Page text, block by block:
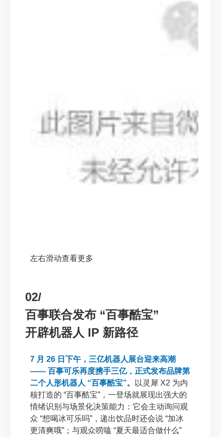
左右滑动查看更多
02/
百事联合发布 “百事酷宝”
开辟机器人 IP 新路径
7 月 26 日下午，三亿机器人展台迎来高潮
—— 百事可乐再度携手三亿，正式发布品牌第
二个人形机器人 “百事酷宝”。
以灵犀 X2 为内
核打造的 “百事酷宝”，一登场就展现出强大的
情绪识别与场景化决策能力：它会主动询问观
众 “想喝冰可乐吗”，递出饮品时还会说 “加冰
更清爽哦”；与观众唠嗑 “夏天最适合做什么”